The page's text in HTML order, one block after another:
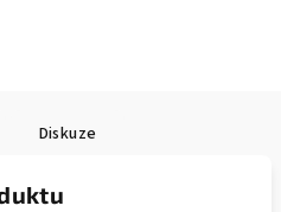
Diskuze